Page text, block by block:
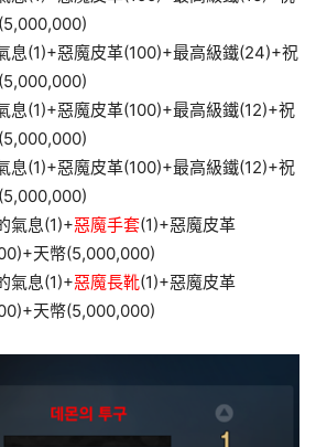
息(1)+惡魔皮革(100)+最高級鐵(24)+祝
息(1)+惡魔皮革(100)+最高級鐵(12)+祝
息(1)+惡魔皮革(100)+最高級鐵(12)+祝
氣息(1)+惡魔手套(1)+惡魔皮革
天幣(5,000,000)
氣息(1)+惡魔長靴(1)+惡魔皮革
天幣(5,000,000)